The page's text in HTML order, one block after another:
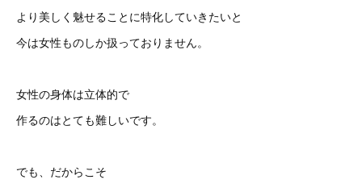
より美しく魅せることに特化していきたいと
今は女性ものしか扱っておりません。
女性の身体は立体的で
作るのはとても難しいです。
でも、だからこそ